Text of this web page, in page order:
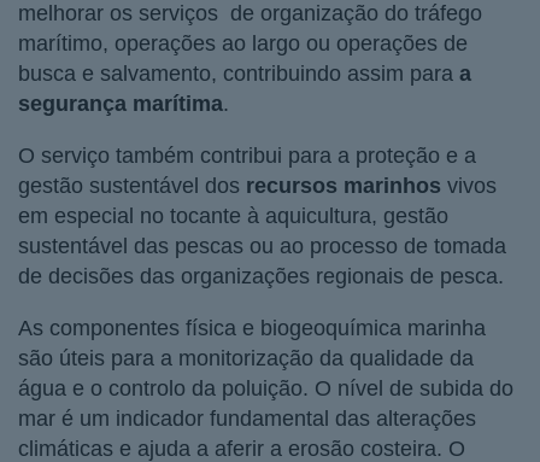
melhorar os serviços de organização do tráfego
marítimo, operações ao largo ou operações de
busca e salvamento, contribuindo assim para a
segurança marítima.
O serviço também contribui para a proteção e a
gestão sustentável dos recursos marinhos vivos
em especial no tocante à aquicultura, gestão
sustentável das pescas ou ao processo de tomada
de decisões das organizações regionais de pesca.
As componentes física e biogeoquímica marinha
são úteis para a monitorização da qualidade da
água e o controlo da poluição. O nível de subida do
mar é um indicador fundamental das alterações
climáticas e ajuda a aferir a erosão costeira. O